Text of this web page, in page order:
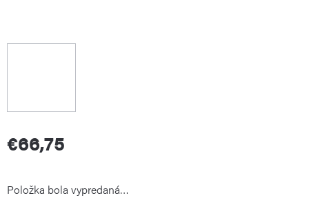
€66,75
Jednotková
Položka bola vypredaná…